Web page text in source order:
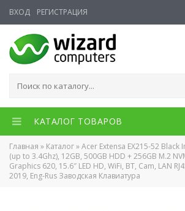
ВХОД РЕГИСТРАЦИЯ
КАТАЛОГ ТОВАРОВ
Главная » Каталог»Acer Extensa EX215-52 Black
(up to 3.4Ghz), 12GB, 500GB HDD + 256GB M.2
Graphics 620, 15.6″ LED HD, WiFi, BT, Cam, LAN
2019, Eng-Rus Заводская Клавиатура